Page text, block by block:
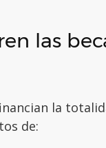
las
la
de: